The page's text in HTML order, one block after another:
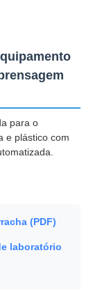
para o
e plástico com
(PDF)
laboratório